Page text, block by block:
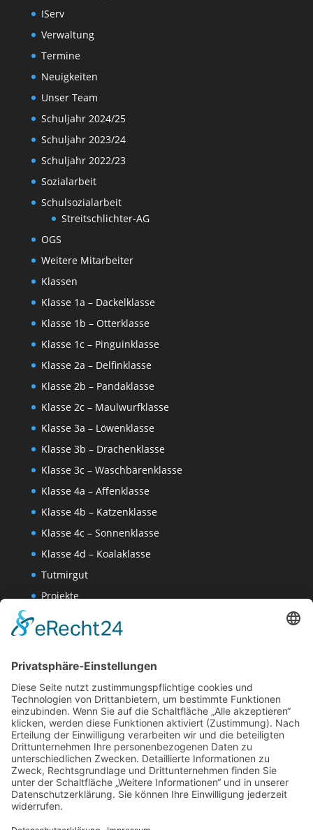
IServ
Verwaltung
Termine
Neuigkeiten
Unser Team
Schuljahr 2024/25
Schuljahr 2023/24
Schuljahr 2022/23
Sozialarbeit
Schulsozialarbeit
Streitschlichter-AG
OGS
Weitere Mitarbeiter
Klassen
Klasse 1a – Dackelklasse
Klasse 1b – Otterklasse
Klasse 1c – Pinguinklasse
Klasse 2a – Delfinklasse
Klasse 2b – Pandaklasse
Klasse 2c – Maulwurfklasse
Klasse 3a – Löwenklasse
Klasse 3b – Drachenklasse
Klasse 3c – Waschbärenklasse
Klasse 4a – Affenklasse
Klasse 4b – Katzenklasse
Klasse 4c – Sonnenklasse
Klasse 4d – Koalaklasse
Tutmirgut
Projekte
Wissenschaften-AG
Datenschutzerklärung
Website Administration